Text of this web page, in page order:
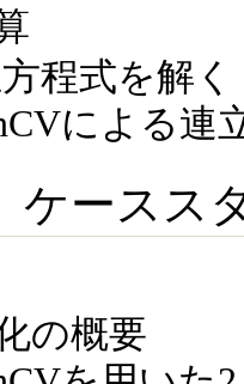
程式を解く
による連
ケースス
の概要